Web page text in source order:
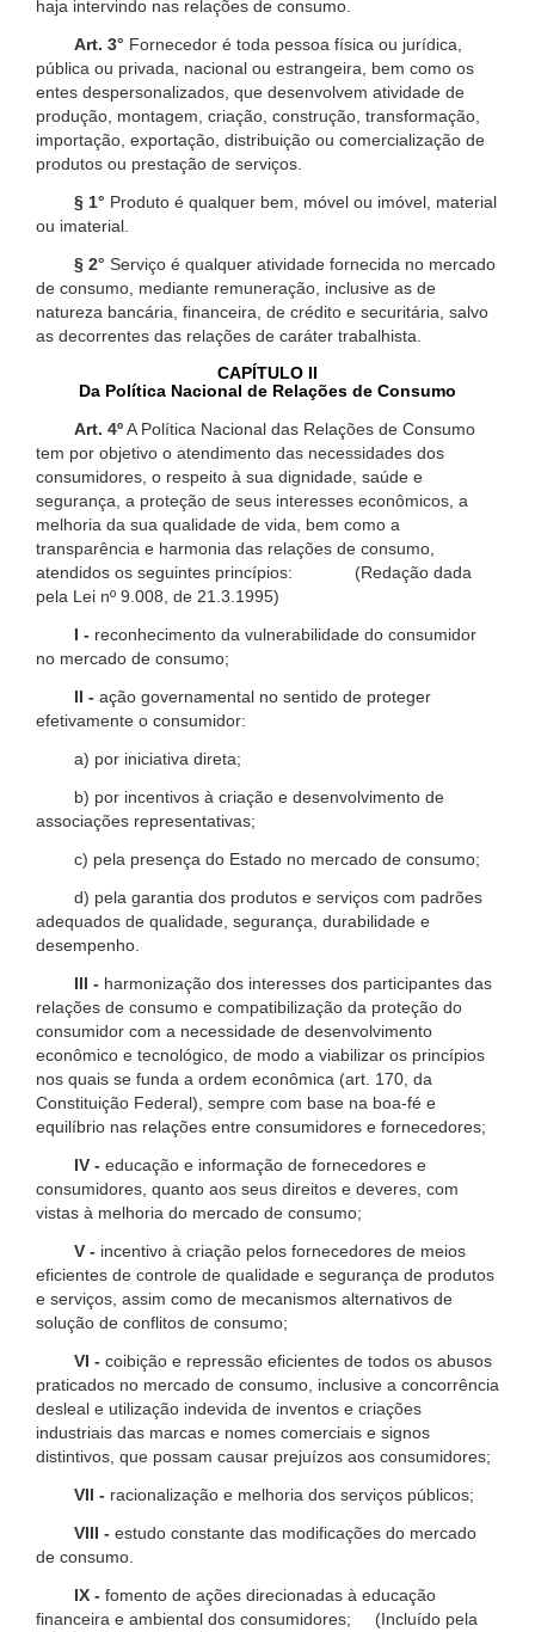
haja intervindo nas relações de consumo.
Art. 3° Fornecedor é toda pessoa física ou jurídica,
pública ou privada, nacional ou estrangeira, bem como os
entes despersonalizados, que desenvolvem atividade de
produção, montagem, criação, construção, transformação,
importação, exportação, distribuição ou comercialização de
produtos ou prestação de serviços.
§ 1° Produto é qualquer bem, móvel ou imóvel, material
ou imaterial.
§ 2° Serviço é qualquer atividade fornecida no mercado
de consumo, mediante remuneração, inclusive as de
natureza bancária, financeira, de crédito e securitária, salvo
as decorrentes das relações de caráter trabalhista.
CAPÍTULO II
Da Política Nacional de Relações de Consumo
Art. 4ºA Política Nacional das Relações de Consumo
tem por objetivo o atendimento das necessidades dos
consumidores, o respeito à sua dignidade, saúde e
segurança, a proteção de seus interesses econômicos, a
melhoria da sua qualidade de vida, bem como a
transparência e harmonia das relações de consumo,
atendidos os seguintes princípios: (Redação dada
pela Lei nº 9.008, de 21.3.1995)
I - reconhecimento da vulnerabilidade do consumidor
no mercado de consumo;
II - ação governamental no sentido de proteger
efetivamente o consumidor:
a) por iniciativa direta;
b) por incentivos à criação e desenvolvimento de
associações representativas;
c) pela presença do Estado no mercado de consumo;
d) pela garantia dos produtos e serviços com padrões
adequados de qualidade, segurança, durabilidade e
desempenho.
III - harmonização dos interesses dos participantes das
relações de consumo e compatibilização da proteção do
consumidor com a necessidade de desenvolvimento
econômico e tecnológico, de modo a viabilizar os princípios
nos quais se funda a ordem econômica (art. 170, da
Constituição Federal), sempre com base na boa-fé e
equilíbrio nas relações entre consumidores e fornecedores;
IV - educação e informação de fornecedores e
consumidores, quanto aos seus direitos e deveres, com
vistas à melhoria do mercado de consumo;
V - incentivo à criação pelos fornecedores de meios
eficientes de controle de qualidade e segurança de produtos
e serviços, assim como de mecanismos alternativos de
solução de conflitos de consumo;
VI - coibição e repressão eficientes de todos os abusos
praticados no mercado de consumo, inclusive a concorrência
desleal e utilização indevida de inventos e criações
industriais das marcas e nomes comerciais e signos
distintivos, que possam causar prejuízos aos consumidores;
VII - racionalização e melhoria dos serviços públicos;
VIII - estudo constante das modificações do mercado
de consumo.
IX - fomento de ações direcionadas à educação
financeira e ambiental dos consumidores; (Incluído pela